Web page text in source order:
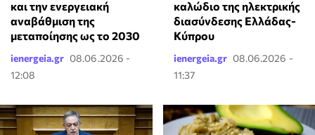
και την ενεργειακή
αναβάθμιση της
μεταποίησης ως το 2030
ienergeia.gr 08.06.2026 -
12:08
καλώδιο της ηλεκτρικής
διασύνδεσης Ελλάδας-
Κύπρου
ienergeia.gr 08.06.2026 -
11:37